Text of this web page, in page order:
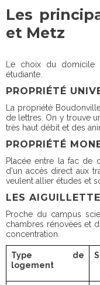
Les
et Metz
Le choix du
étudiante.
PROPRIÉTÉ
La propriété
de lettres. On y trouve
très haut débit et des
PROPRIÉTÉ
Placée entre la fac de
d'un accès direct aux
veulent allier études et
LES
Proche du campus
chambres rénovées et
concentration.
Type de
logement